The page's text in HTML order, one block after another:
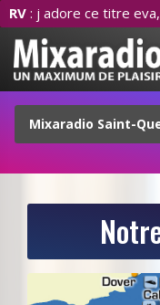
RV : j adore ce titre